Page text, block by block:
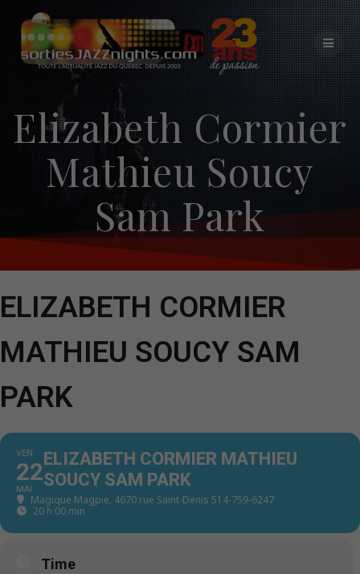
Skip
content
Elizabeth Cormier
Mathieu Soucy
Sam Park
ELIZABETH CORMIER
MATHIEU SOUCY SAM
PARK
VEN
22
MAI
ELIZABETH CORMIER MATHIEU
SOUCY SAM PARK
Magique Magpie, 4670 rue Saint-Denis 514-759-6247
20 h 00 min - 23 h 59 min
Time